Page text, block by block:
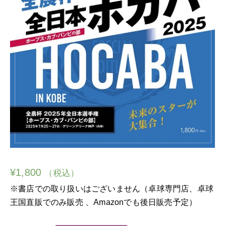
¥1,800 （税込）
※書店での取り扱いはございません（卓球専門店、卓球
王国直販でのみ販売 、Amazonでも後日販売予定）